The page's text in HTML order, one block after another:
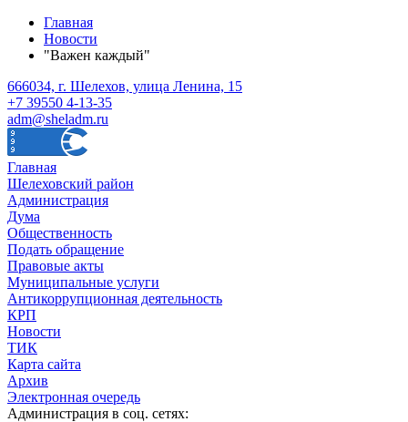
Главная
Новости
"Важен каждый"
666034, г. Шелехов, улица Ленина, 15
+7 39550 4-13-35
adm@sheladm.ru
Главная
Шелеховский район
Администрация
Дума
Общественность
Подать обращение
Правовые акты
Муниципальные услуги
Антикоррупционная деятельность
КРП
Новости
ТИК
Карта сайта
Архив
Электронная очередь
Администрация в соц. сетях: